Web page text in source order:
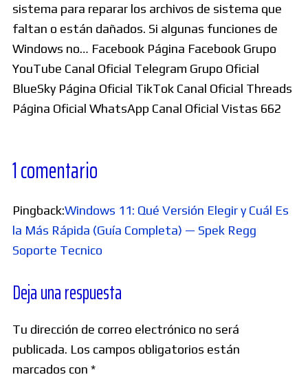
sistema para reparar los archivos de sistema que
faltan o están dañados. Si algunas funciones de
Windows no… Facebook Página Facebook Grupo
YouTube Canal Oficial Telegram Grupo Oficial
BlueSky Página Oficial TikTok Canal Oficial Threads
Página Oficial WhatsApp Canal Oficial Vistas 662
1 comentario
Pingback:Windows 11: Qué Versión Elegir y Cuál Es
la Más Rápida (Guía Completa) — Spek Regg
Soporte Tecnico
Deja una respuesta
Tu dirección de correo electrónico no será
publicada. Los campos obligatorios están
marcados con *